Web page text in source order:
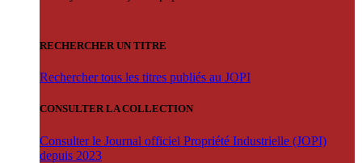
RECHERCHER UN TITRE
Rechercher tous les titres publiés au JOPI
CONSULTER LA COLLECTION
Consulter le Journal officiel Propriété Industrielle (JOPI)
depuis 2023